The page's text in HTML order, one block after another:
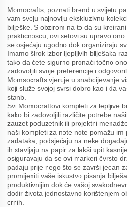
Momocrafts, poznati brend u svijetu
vam svoju najnoviju ekskluzivnu
bilješke. S obzirom na to da su
praktičnošću, ovi setovi su upravo
se osjećaju ugodno dok organiziraju
Imamo širok izbor ljepljivih bilješaka
tako da ćete sigurno pronaći točno
zadovoljili svoje preferencije i
Momsocrafts vjeruje u snabdijevanje
koji služe svojoj svrsi dobro kao i da
stanb.
Svi Momocraftovi kompleti za lepljive
kako bi zadovoljili različite potrebe
zauzet poduzetnik ili projektni
naši kompleti za note note pomažu im
zadataka, podsjećaju na neke
ih stavljaju na papir za lakši upit
osiguravaju da se ovi markeri čvrsto
padaju prije nego što se završi jedan
promijeniti vaše iskustvo pisanja
produktivnijim dok će vašoj
dodir života jednostavno korištenjem
crnih.